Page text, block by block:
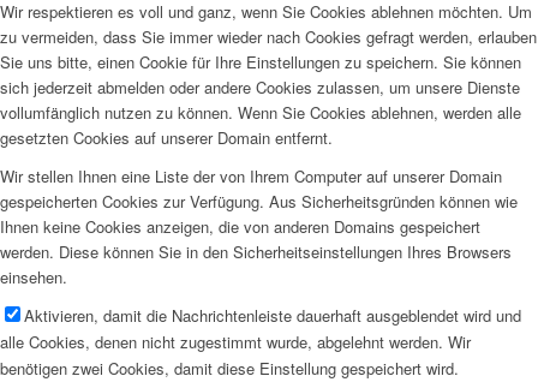
Wir respektieren es voll und ganz, wenn Sie Cookies ablehnen möchten. Um
zu vermeiden, dass Sie immer wieder nach Cookies gefragt werden, erlauben
Sie uns bitte, einen Cookie für Ihre Einstellungen zu speichern. Sie können
sich jederzeit abmelden oder andere Cookies zulassen, um unsere Dienste
vollumfänglich nutzen zu können. Wenn Sie Cookies ablehnen, werden alle
gesetzten Cookies auf unserer Domain entfernt.
Wir stellen Ihnen eine Liste der von Ihrem Computer auf unserer Domain
gespeicherten Cookies zur Verfügung. Aus Sicherheitsgründen können wie
Ihnen keine Cookies anzeigen, die von anderen Domains gespeichert
werden. Diese können Sie in den Sicherheitseinstellungen Ihres Browsers
einsehen.
Aktivieren, damit die Nachrichtenleiste dauerhaft ausgeblendet wird und
alle Cookies, denen nicht zugestimmt wurde, abgelehnt werden. Wir
benötigen zwei Cookies, damit diese Einstellung gespeichert wird.